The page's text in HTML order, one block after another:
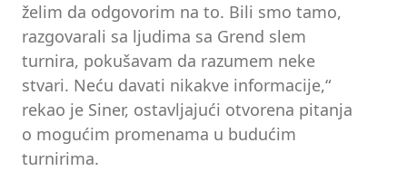
želim da odgovorim na to. Bili smo tamo,
razgovarali sa ljudima sa Grend slem
turnira, pokušavam da razumem neke
stvari. Neću davati nikakve informacije,“
rekao je Siner, ostavljajući otvorena pitanja
o mogućim promenama u budućim
turnirima.